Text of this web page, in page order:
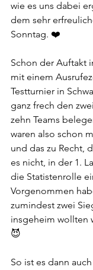
wie es uns dabei
dem sehr
Sonntag. ❤️
Schon der Auftakt
mit einem
Testturnier in
ganz frech den
zehn Teams
waren also schon
und das zu Recht,
es nicht, in der 1.
die Statistenrolle
Vorgenommen
zumindest zwei
insgeheim wollten
😈
So ist es dann